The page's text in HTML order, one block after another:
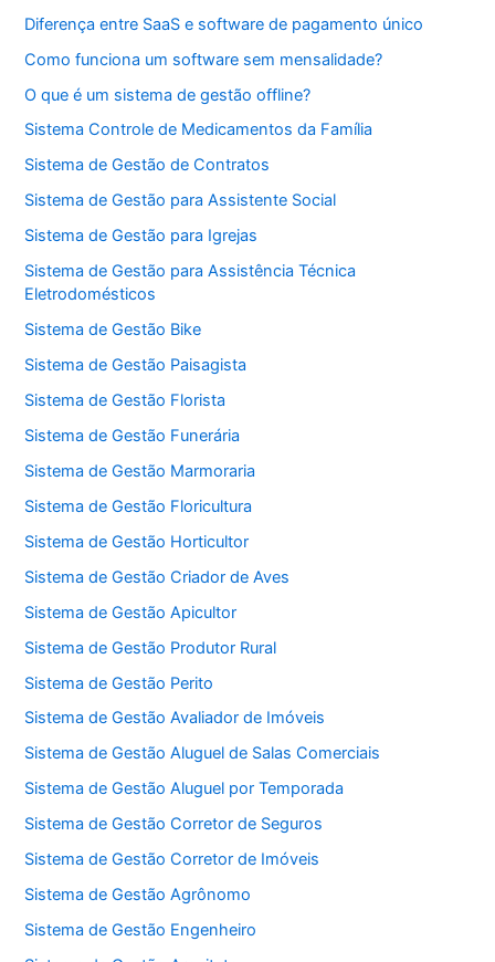
Diferença entre SaaS e software de pagamento único
Como funciona um software sem mensalidade?
O que é um sistema de gestão offline?
Sistema Controle de Medicamentos da Família
Sistema de Gestão de Contratos
Sistema de Gestão para Assistente Social
Sistema de Gestão para Igrejas
Sistema de Gestão para Assistência Técnica
Eletrodomésticos
Sistema de Gestão Bike
Sistema de Gestão Paisagista
Sistema de Gestão Florista
Sistema de Gestão Funerária
Sistema de Gestão Marmoraria
Sistema de Gestão Floricultura
Sistema de Gestão Horticultor
Sistema de Gestão Criador de Aves
Sistema de Gestão Apicultor
Sistema de Gestão Produtor Rural
Sistema de Gestão Perito
Sistema de Gestão Avaliador de Imóveis
Sistema de Gestão Aluguel de Salas Comerciais
Sistema de Gestão Aluguel por Temporada
Sistema de Gestão Corretor de Seguros
Sistema de Gestão Corretor de Imóveis
Sistema de Gestão Agrônomo
Sistema de Gestão Engenheiro